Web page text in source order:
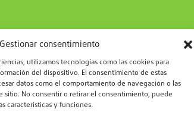
Gestionar consentimiento
utilizamos tecnologías como las cookies para
del dispositivo. El consentimiento de estas
datos como el comportamiento de navegación o las
sitio. No consentir o retirar el consentimiento, puede
características y funciones.